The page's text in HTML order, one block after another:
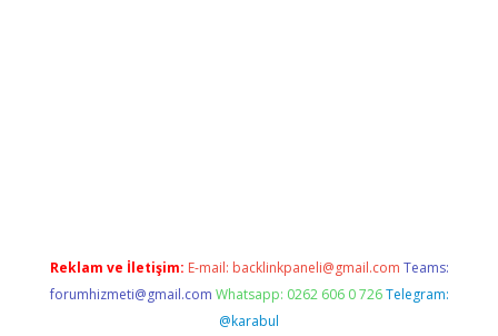
Reklam ve İletişim: E-mail: backlinkpaneli@gmail.com Teams:
forumhizmeti@gmail.com Whatsapp: 0262 606 0 726 Telegram:
@karabul